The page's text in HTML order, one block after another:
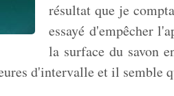
résultat que je
essayé d'empêcher
la surface du savon
d'intervalle et il semble